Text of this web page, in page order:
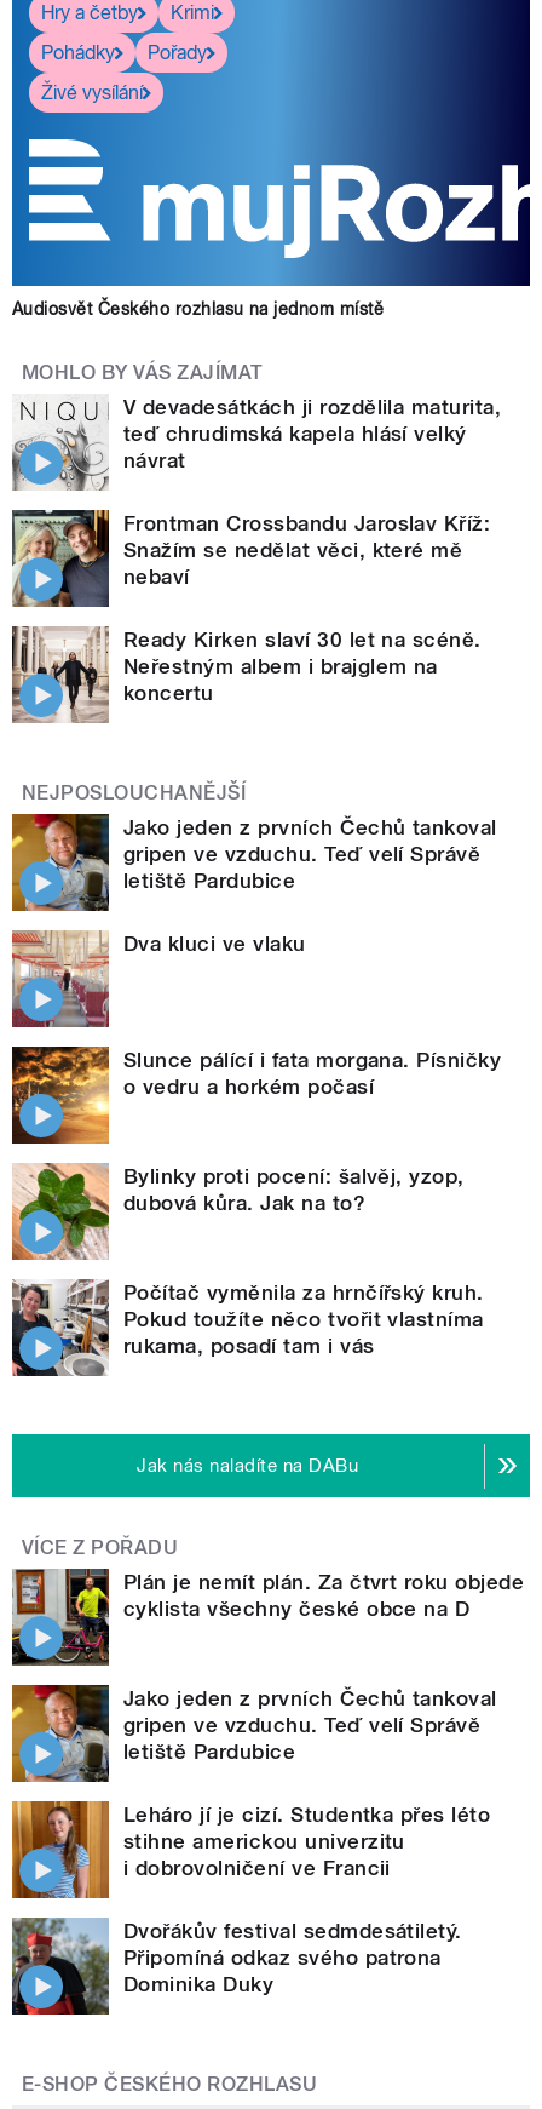
Hry a četby
Krimi
Pohádky
Pořady
Živé vysílání
Audiosvět Českého rozhlasu na jednom místě
MOHLO BY VÁS ZAJÍMAT
V devadesátkách ji rozdělila maturita,
teď chrudimská kapela hlásí velký
návrat
Frontman Crossbandu Jaroslav Kříž:
Snažím se nedělat věci, které mě
nebaví
Ready Kirken slaví 30 let na scéně.
Neřestným albem i brajglem na
koncertu
NEJPOSLOUCHANĚJŠÍ
Jako jeden z prvních Čechů tankoval
gripen ve vzduchu. Teď velí Správě
letiště Pardubice
Dva kluci ve vlaku
Slunce pálící i fata morgana. Písničky
o vedru a horkém počasí
Bylinky proti pocení: šalvěj, yzop,
dubová kůra. Jak na to?
Počítač vyměnila za hrnčířský kruh.
Pokud toužíte něco tvořit vlastníma
rukama, posadí tam i vás
Jak nás naladíte na DABu
VÍCE Z POŘADU
Plán je nemít plán. Za čtvrt roku objede
cyklista všechny české obce na D
Jako jeden z prvních Čechů tankoval
gripen ve vzduchu. Teď velí Správě
letiště Pardubice
Leháro jí je cizí. Studentka přes léto
stihne americkou univerzitu
i dobrovolničení ve Francii
Dvořákův festival sedmdesátiletý.
Připomíná odkaz svého patrona
Dominika Duky
E-SHOP ČESKÉHO ROZHLASU